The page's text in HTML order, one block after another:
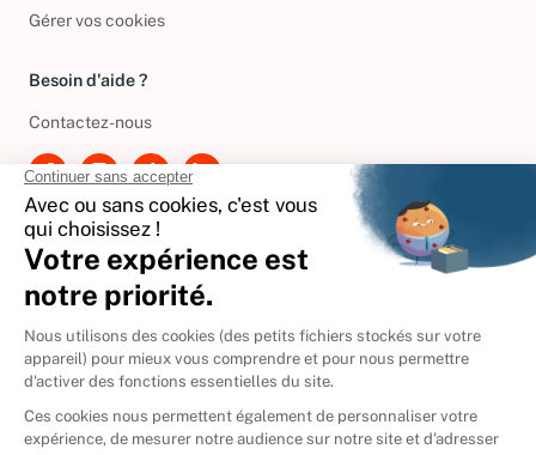
Gérer vos cookies
Besoin d'aide ?
Contactez-nous
International
🇪🇸 Espagne
🇩🇪Allemagne
🇮🇹 Italie